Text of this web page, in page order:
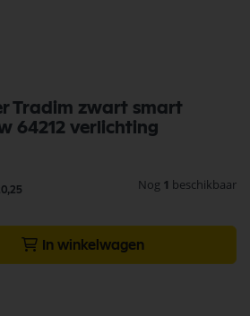
Tradim zwart smart
64212 verlichting
Nog 1 beschikbaar
In winkelwagen